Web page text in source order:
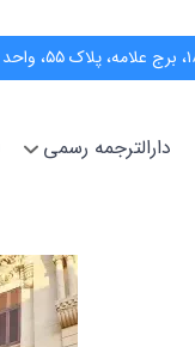
دارالترجمه رسمی